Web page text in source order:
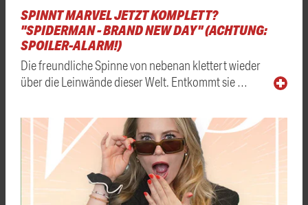
SPINNT MARVEL JETZT KOMPLETT?
"SPIDERMAN - BRAND NEW DAY" (ACHTUNG:
SPOILER-ALARM!)
Die freundliche Spinne von nebenan klettert wieder
über die Leinwände dieser Welt. Entkommt sie …